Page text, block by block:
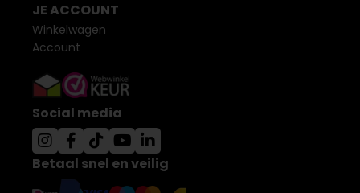
JE ACCOUNT
Winkelwagen
Account
Social media
Betaal snel en veilig